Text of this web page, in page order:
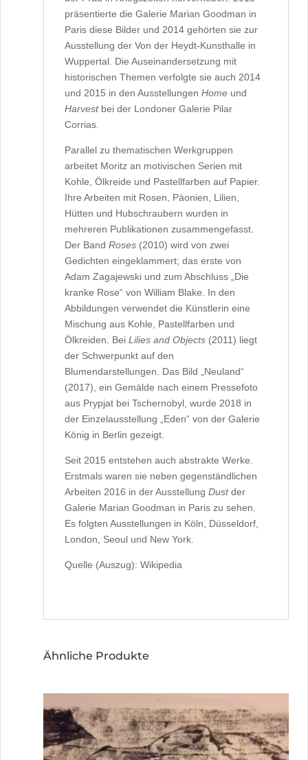
präsentierte die Galerie Marian Goodman in
Paris diese Bilder und 2014 gehörten sie zur
Ausstellung der Von der Heydt-Kunsthalle in
Wuppertal. Die Auseinandersetzung mit
historischen Themen verfolgte sie auch 2014
und 2015 in den AusstellungenHome und
Harvestbei der Londoner Galerie Pilar
Corrias.
Parallel zu thematischen Werkgruppen
arbeitet Moritz an motivischen Serien mit
Kohle, Ölkreide und Pastellfarben auf Papier.
Ihre Arbeiten mit Rosen, Päonien, Lilien,
Hütten und Hubschraubern wurden in
mehreren Publikationen zusammengefasst.
Der BandRoses (2010) wird von zwei
Gedichten eingeklammert; das erste von
Adam Zagajewski und zum Abschluss „Die
kranke Rose“ von William Blake. In den
Abbildungen verwendet die Künstlerin eine
Mischung aus Kohle, Pastellfarben und
Ölkreiden. BeiLilies and Objects (2011) liegt
der Schwerpunkt auf den
Blumendarstellungen. Das Bild „Neuland“
(2017), ein Gemälde nach einem Pressefoto
aus Prypjat bei Tschernobyl, wurde 2018 in
der Einzelausstellung „Eden“ von der Galerie
König in Berlin gezeigt.
Seit 2015 entstehen auch abstrakte Werke.
Erstmals waren sie neben gegenständlichen
Arbeiten 2016 in der AusstellungDustder
Galerie Marian Goodman in Paris zu sehen.
Es folgten Ausstellungen in Köln, Düsseldorf,
London, Seoul und New York.
Quelle (Auszug): Wikipedia
Ähnliche Produkte